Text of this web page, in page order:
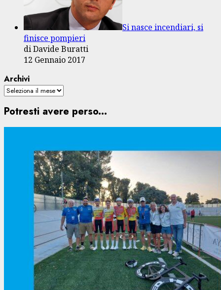
Si nasce incendiari, si
finisce pompieri
di Davide Buratti
12 Gennaio 2017
Archivi
Potresti avere perso...